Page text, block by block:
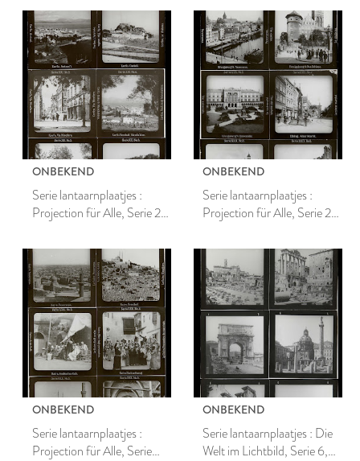
Dolomiten
Wunder
ONBEKEND
Serie lantaarnplaatjes :
Projection für Alle, Serie 21,
ONBEKEND
Serie lantaarnplaatjes :
Projection für Alle, Serie 29,
Ostdeutschlands
ONBEKEND
Serie lantaarnplaatjes :
Projection für Alle, Serie
ONBEKEND
Serie lantaarnplaatjes : Die
Welt im Lichtbild, Serie 6,